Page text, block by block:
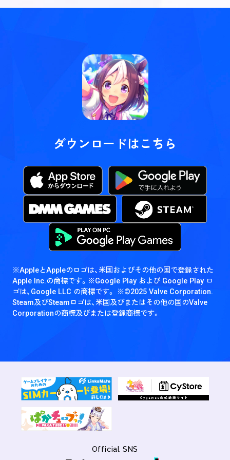
ダウンロードはこちら
※AppleとAppleのロゴは、米国およびその他の国で登録された
Apple Inc.の商標です。 ※Google Play および Google Play ロ
ゴは、Google LLC の商標です。
※©2025 Valve Corporation.
Steam及びSteamロゴは、米国及びまたはその他の国のValve
Corporationの商標及びまたは登録商標です。
Official SNS